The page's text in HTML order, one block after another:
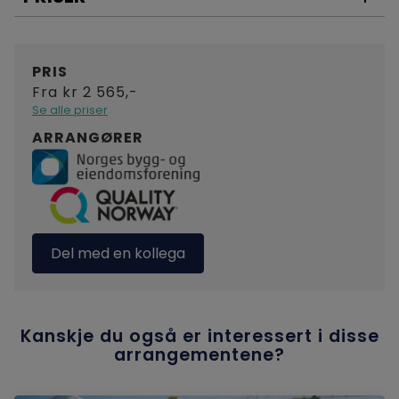
2020
Deltakere vil også få tilgang til flere maler, samt
tips om digitale verktøy.
PRIS
Fra kr 2 565,-
Se alle priser
ARRANGØRER
Del med en kollega
Email
Linkedin SMS
Kanskje du også er interessert i disse
arrangementene?